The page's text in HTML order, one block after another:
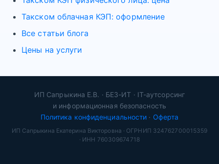
Такском облачная КЭП: оформление
Все статьи блога
Цены на услуги
ИП Сапрыкина Е.В. · БЕЗ-ИТ · IT-аутсорсинг
и информационная безопасность
Политика конфиденциальности · Оферта
ИП Сапрыкина Екатерина Викторовна · ОГРНИП 324762700015359
· ИНН 760309674718